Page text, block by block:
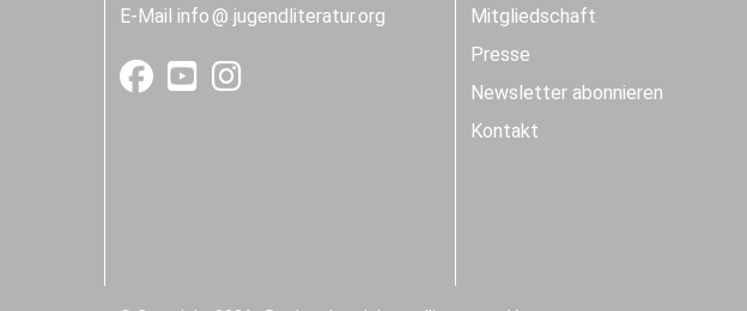
E-Mail info jugendliteratur.org
Mitgliedschaft
Presse
Newsletter abonnieren
Kontakt